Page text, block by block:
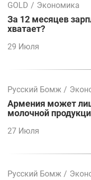
GOLD / Экономика
За 12 месяцев
хватает?
29 Июля
Русский Бомж /
Армения может
молочной
27 Июля
Русский Бомж /